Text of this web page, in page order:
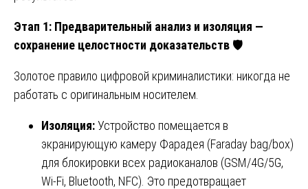
Этап 1: Предварительный анализ и изоляция —
сохранение целостности доказательств 🛡️
Золотое правило цифровой криминалистики: никогда не
работать с оригинальным носителем.
Изоляция:Устройство помещается в
экранирующую камеру Фарадея (Faraday bag/box)
для блокировки всех радиоканалов (GSM/4G/5G,
Wi-Fi, Bluetooth, NFC). Это предотвращает